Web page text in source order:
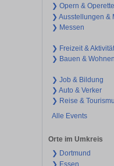
❯ Opern &
❯ Ausstellungen &
❯ Messen
❯ Freizeit &
❯ Bauen & Wohnen
❯ Job & Bildung
❯ Auto & Verker
❯ Reise &
Alle Events
Orte im Umkreis
❯ Dortmund
❯ Essen